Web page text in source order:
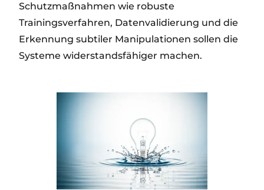
Schutzmaßnahmen wie robuste
Trainingsverfahren, Datenvalidierung und die
Erkennung subtiler Manipulationen sollen die
Systeme widerstandsfähiger machen.